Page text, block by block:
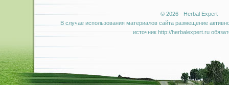
© 2026 - Herbal Expert
В случае использования материалов сайта размещение
источник http://herbalexpert.ru